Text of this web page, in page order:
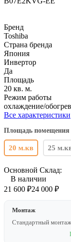
Бренд
Toshiba
Страна бренда
Япония
Инвертор
Да
Площадь
20 кв. м.
Режим работы
охлаждение/обогрев
Все характеристики
Площадь помещения
20 м.кв 25
Основной Склад:
В наличии
21 600 ₽24 000 ₽
Монтаж
Стандартный